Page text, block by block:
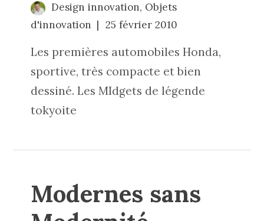
Design innovation, Objets
d'innovation
25 février 2010
Les premières automobiles Honda,
sportive, très compacte et bien
dessiné. Les MIdgets de légende
tokyoite
Modernes sans